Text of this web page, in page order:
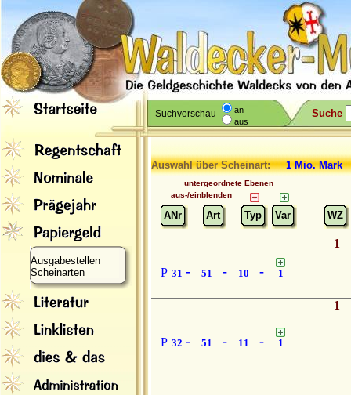
Suchvorschau
an
aus
Suche
Ausgabestellen
Scheinarten
Auswahl über Scheinart:1 Mio. Mark
untergeordnete Ebenen
aus-/einblenden
ANr Art Typ Var WZ
P 31 - 51 - 10 - 1
1
P 32 - 51 - 11 - 1
1